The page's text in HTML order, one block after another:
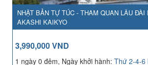
NHẬT BẢN TỰ TÚC - THAM QUAN LÂU
AKASHI KAIKYO
3,990,000 VND
1 ngày 0 đêm, Ngày khởi hành: Thứ 2-4-6